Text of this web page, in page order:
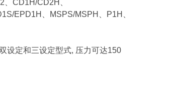
CD1H/CD2H、
EPD1H、MSPS/MSPH、P1H、
设定和三设定型式, 压力可达150